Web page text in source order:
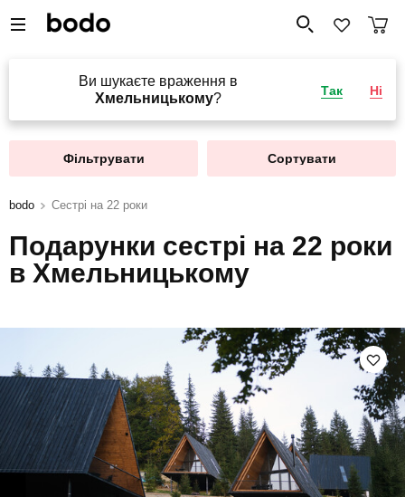
Ви шукаєте враження в
Хмельницькому?
Так Ні
Фільтрувати Сортувати
bodo Сестрі на 22 роки
Подарунки сестрі на 22 роки
в Хмельницькому